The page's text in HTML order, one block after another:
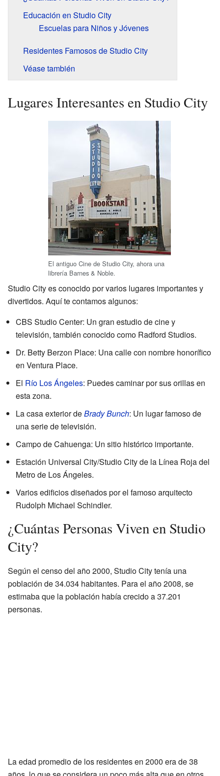
Educación en Studio City
Escuelas para Niños y Jóvenes
Residentes Famosos de Studio City
Véase también
Lugares Interesantes en Studio City
El antiguo Cine de Studio City, ahora una
librería Barnes & Noble.
Studio City es conocido por varios lugares importantes y
divertidos. Aquí te contamos algunos:
CBS Studio Center: Un gran estudio de cine y
televisión, también conocido como Radford Studios.
Dr. Betty Berzon Place: Una calle con nombre honorífico
en Ventura Place.
El Río Los Ángeles: Puedes caminar por sus orillas en
esta zona.
La casa exterior deBrady Bunch: Un lugar famoso de
una serie de televisión.
Campo de Cahuenga: Un sitio histórico importante.
Estación Universal City/Studio City de la Línea Roja del
Metro de Los Ángeles.
Varios edificios diseñados por el famoso arquitecto
Rudolph Michael Schindler.
¿Cuántas Personas Viven en Studio
City?
Según el censo del año 2000, Studio City tenía una
población de 34.034 habitantes. Para el año 2008, se
estimaba que la población había crecido a 37.201
personas.
La edad promedio de los residentes en 2000 era de 38